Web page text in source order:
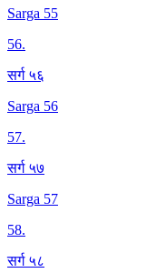
Sarga 55
56.
सर्ग ५६
Sarga 56
57.
सर्ग ५७
Sarga 57
58.
सर्ग ५८